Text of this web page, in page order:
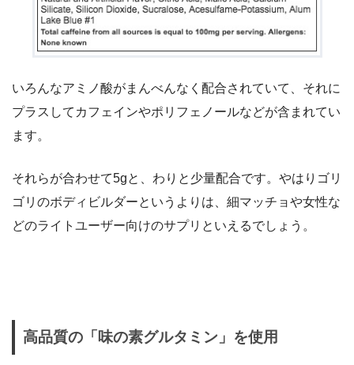
いろんなアミノ酸がまんべんなく配合されていて、それに
プラスしてカフェインやポリフェノールなどが含まれてい
ます。
それらが合わせて5gと、わりと少量配合です。やはりゴリ
ゴリのボディビルダーというよりは、細マッチョや女性な
どのライトユーザー向けのサプリといえるでしょう。
高品質の「味の素グルタミン」を使用